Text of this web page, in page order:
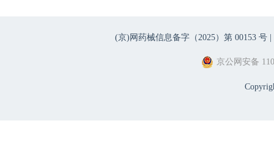
(京)网药械信息备字（2025）第 00153 号 |
京公网安备